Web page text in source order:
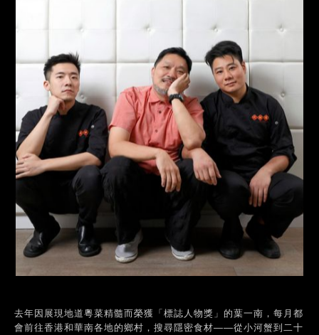
去年因展現地道粵菜精髓而榮獲「標誌人物獎」的葉一南，每月都
會前往香港和華南各地的鄉村，搜尋隱密食材——從小河蟹到二十